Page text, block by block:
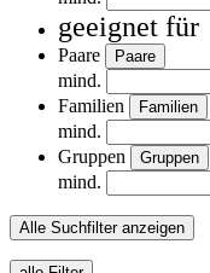
geeignet für
Paare Paare
mind.
Familien
Familien
mind.
Gruppen
Gruppen
mind.
Alle Suchfilter anzeigen